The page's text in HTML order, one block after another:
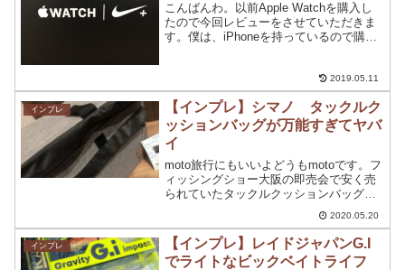
こんばんわ。以前Apple Watchを購入し
たので今回レビューをさせていただきま
す。僕は、iPhoneを持っているので購入
たのですが買って率直な感想。ほんと買
ってよか...
2019.05.11
インプレ
【インプレ】シマノ タックルク
ッションバッグが万能すぎてヤバ
イ
moto旅行にもいいよどうもmotoです。フ
ィッシングショー大阪の即売会で安く売
られていたタックルクッションバッグの
存在を今の今まで忘れていました。今覚
えば買ったことすら忘れていましたから
ね。wともあれ、今回インプレするのは
超大容量！シマノ...
2020.05.20
インプレ
【インプレ】レイドジャパンG.I
でライトなビックベイトライフ